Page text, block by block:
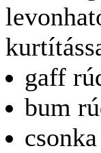
gaff
bum